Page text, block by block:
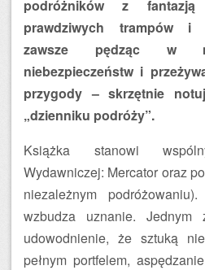
podróżników z fantazją
prawdziwych trampów i
zawsze pędząc w
niebezpieczeństw i
przygody – skrzętnie
„dzienniku podróży”.
Książka stanowi
Wydawniczej: Mercator oraz
niezależnym
wzbudza uznanie.
udowodnienie, że sztuką
pełnym portfelem,